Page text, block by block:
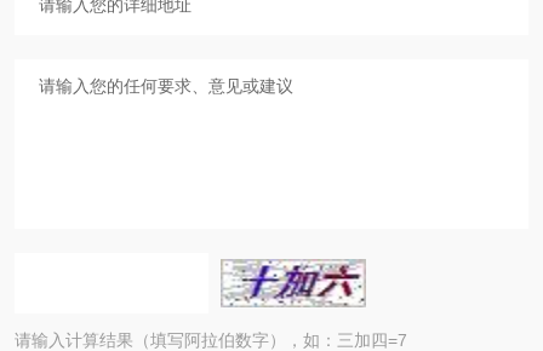
请输入计算结果（填写阿拉伯数字），如：三加四=7